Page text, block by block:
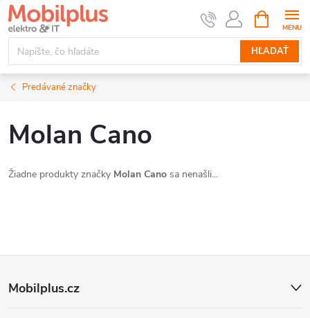
Prejsť
na
obsah
HĽADAŤ
KOŠÍK
Predávané značky
Molan Cano
Žiadne produkty značky Molan Cano sa nenašli...
Mobilplus.cz